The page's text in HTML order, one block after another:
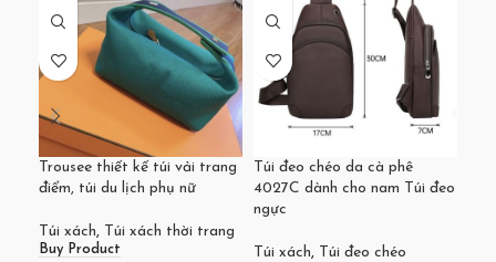
Trousee thiết kế túi vải trang
điểm, túi du lịch phụ nữ
Túi xách, Túi xách thời trang
Buy Product
Túi đeo chéo da cà phê
4027C dành cho nam Túi đeo
ngực
Túi xách, Túi đeo chéo